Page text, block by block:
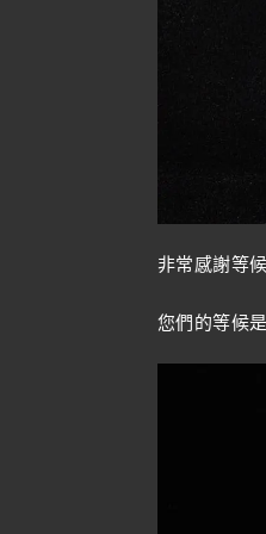
非常感謝等
您們的等候